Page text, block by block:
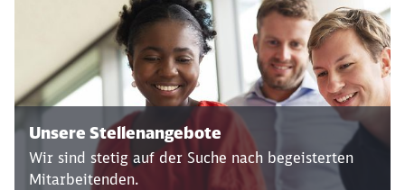
Unsere Stellenangebote
Wir sind stetig auf der Suche nach begeisterten
Mitarbeitenden.